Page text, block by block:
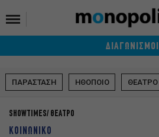
ΔΙΑΓΩΝΙΣΜΟΙ
ΠΑΡΑΣΤΑΣΗ ΗΘΟΠΟΙΟ ΘΕΑΤΡΟ
SHOWTIMES ΘΕΑΤΡΟ
ΚΟΙΝΩΝΙΚΟ